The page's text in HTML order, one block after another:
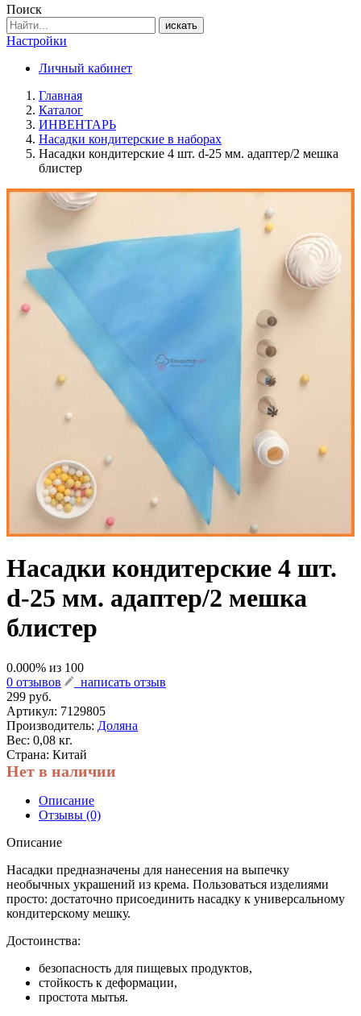
Поиск
искать
Настройки
Личный кабинет
Главная
Каталог
ИНВЕНТАРЬ
Насадки кондитерские в наборах
Насадки кондитерские 4 шт. d-25 мм. адаптер/2 мешка
блистер
Насадки кондитерские 4 шт.
d-25 мм. адаптер/2 мешка
блистер
0.000% из 100
0 отзывов
написать отзыв
299 руб.
Артикул: 7129805
Производитель: Доляна
Вес: 0,08 кг.
Страна: Китай
Нет в наличии
Описание
Отзывы (0)
Описание
Насадки предназначены для нанесения на выпечку
необычных украшений из крема. Пользоваться изделиями
просто: достаточно присоединить насадку к универсальному
кондитерскому мешку.
Достоинства:
безопасность для пищевых продуктов,
стойкость к деформации,
простота мытья.